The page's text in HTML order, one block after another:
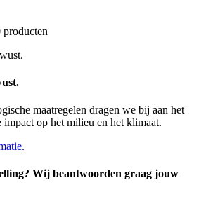
producten
maatregelen dragen we bij aan het
impact op het milieu en het klimaat.
Wij beantwoorden graag jouw